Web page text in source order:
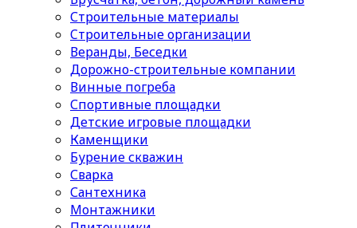
Строительные материалы
Cтроительные организации
Веранды, Беседки
Дорожно-строительные компании
Винные погреба
Спортивные площадки
Детские игровые площадки
Каменщики
Бурение скважин
Сварка
Сантехника
Монтажники